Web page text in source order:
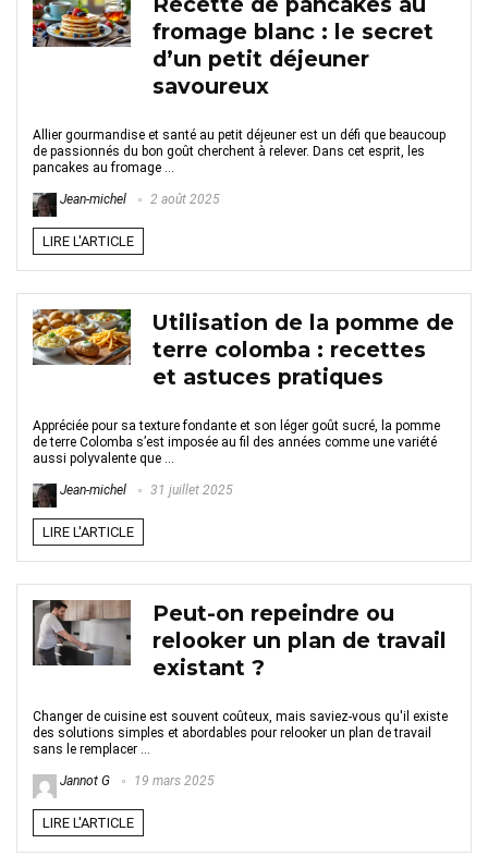
fromage blanc : le secret
d’un petit déjeuner
savoureux
Allier gourmandise et santé au petit déjeuner est un défi que beaucoup
de passionnés du bon goût cherchent à relever. Dans cet esprit, les
pancakes au fromage ...
Jean-michel 2 août 2025
LIRE L'ARTICLE
Utilisation de la pomme de
terre colomba : recettes
et astuces pratiques
Appréciée pour sa texture fondante et son léger goût sucré, la pomme
de terre Colomba s’est imposée au fil des années comme une variété
aussi polyvalente que ...
Jean-michel 31 juillet 2025
LIRE L'ARTICLE
Peut-on repeindre ou
relooker un plan de travail
existant ?
Changer de cuisine est souvent coûteux, mais saviez-vous qu'il existe
des solutions simples et abordables pour relooker un plan de travail
sans le remplacer ...
Jannot G 19 mars 2025
LIRE L'ARTICLE